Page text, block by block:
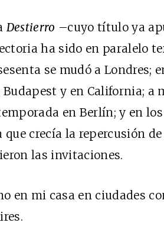
Destierro –cuyo título ya
ha sido en paralelo
se mudó a Londres;
y en California; a
en Berlín; y en
crecía la repercusión de
las invitaciones.
en mi casa en ciudades